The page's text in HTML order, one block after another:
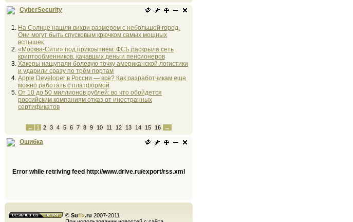
CyberSecurity
На Солнце нашли вихри размером с небольшой город.
Они могут быть спусковым крючком самых мощных
вспышек
«Москва-Сити» под прикрытием: ФСБ раскрыла сеть
криптообменников, качавших деньги пенсионеров
Хакеры нащупали болевую точку американской логистики
и ударили сразу по трём портам
Apple Developer в России — все? Как разработчикам еще
можно работать с платформой
От 10 до 50 миллионов рублей: во что обойдется
российским компаниям отказ от иностранных
сертификатов
← 1 2 3 4 5 6 7 8 9 10 11 12 13 14 15 16 →
Ошибка
Error while retriving feed http://www.drive.ru/export/rss.xml
© Sufix.ru 2007-2011